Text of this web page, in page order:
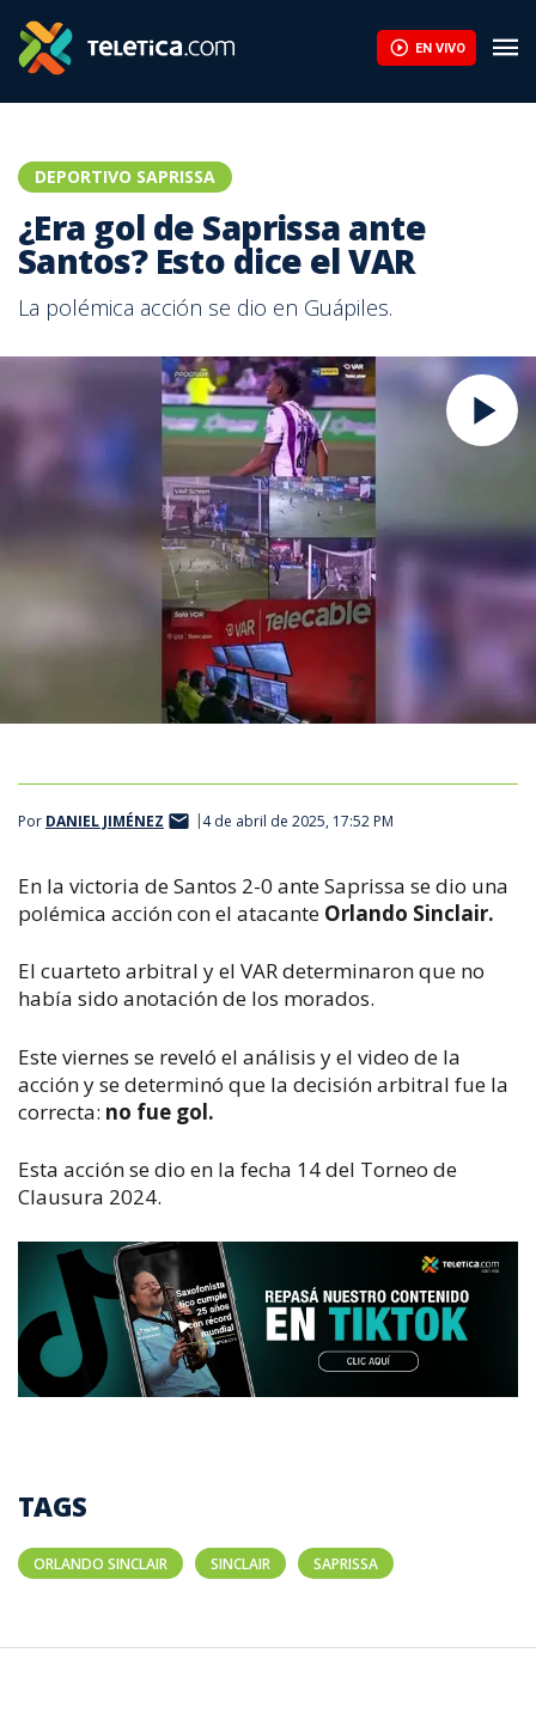
EN VIVO
DEPORTIVO SAPRISSA
¿Era gol de Saprissa ante
Santos? Esto dice el VAR
La polémica acción se dio en Guápiles.
Por DANIEL JIMÉNEZ 4 de abril de 2025, 17:52 PM
En la victoria de Santos 2-0 ante Saprissa se dio una
polémica acción con el atacante Orlando Sinclair.
El cuarteto arbitral y el VAR determinaron que no
había sido anotación de los morados.
Este viernes se reveló el análisis y el video de la
acción y se determinó que la decisión arbitral fue la
correcta: no fue gol.
Esta acción se dio en la fecha 14 del Torneo de
Clausura 2024.
TAGS
ORLANDO SINCLAIR SINCLAIR SAPRISSA